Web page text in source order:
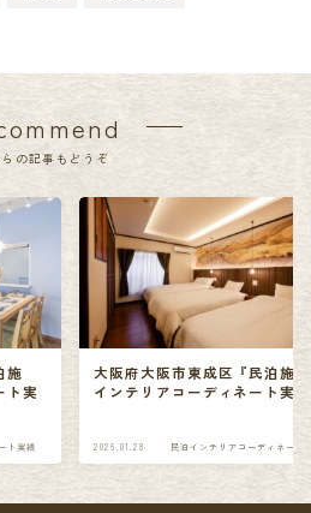
らの記事もどうぞ
施
ト実
ト実績
大阪府大阪市東成区『民泊施
インテリアコーディネート実績
2026.01.28 民泊インテリアコーディネート